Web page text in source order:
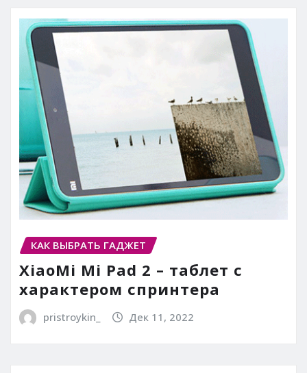
КАК ВЫБРАТЬ ГАДЖЕТ
XiaoMi Mi Pad 2 – таблет с
характером спринтера
pristroykin_ Дек 11, 2022